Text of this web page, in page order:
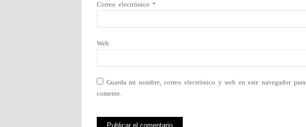
Correo electrónico*
Web
Guarda mi nombre, correo electrónico y web en este navegador
comente.